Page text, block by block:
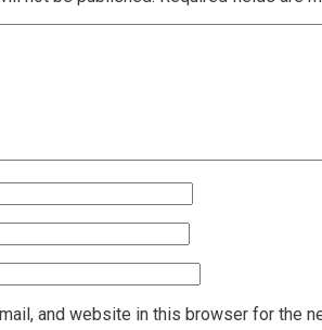
and website in this browser for the